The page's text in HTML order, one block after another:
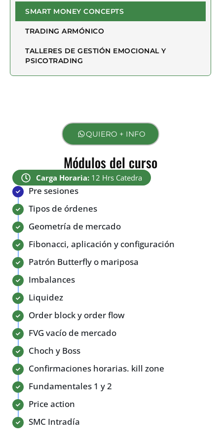
SMART MONEY CONCEPTS
TRADING ARMÓNICO
TALLERES DE GESTIÓN EMOCIONAL Y
PSICOTRADING
QUIERO + INFO
Módulos del curso
Carga Horaria:12 Hrs Catedra
Pre sesiones
Tipos de órdenes
Geometría de mercado
Fibonacci, aplicación y configuración
Patrón Butterfly o mariposa
Imbalances
Liquidez
Order block y order flow
FVG vacío de mercado
Choch y Boss
Confirmaciones horarias. kill zone
Fundamentales 1 y 2
Price action
SMC Intradía